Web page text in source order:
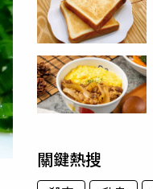
關鍵熱搜